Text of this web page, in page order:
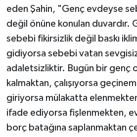
eden Şahin, "Genç evdeyse
değil önüne konulan duvardır.
sebebi fikirsizlik değil baskı
gidiyorsa sebebi vatan
adaletsizliktir. Bugün bir genç
kalmaktan, çalışıyorsa
giriyorsa mülakatta
ifade ediyorsa fişlenmekten,
borç batağına saplanmaktan